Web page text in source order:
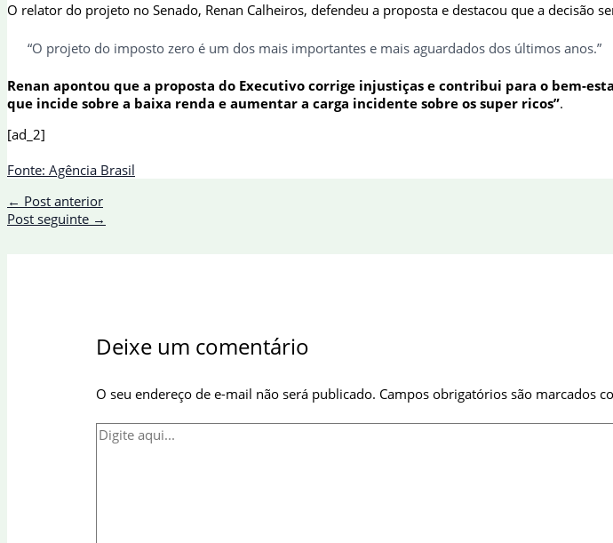
O relator do projeto no Senado, Renan Calheiros, defendeu a proposta e destacou que a decisão
“O projeto do imposto zero é um dos mais importantes e mais aguardados dos últimos anos.”
Renan apontou que a proposta do Executivo corrige injustiças e contribui para o bem-
que incide sobre a baixa renda e aumentar a carga incidente sobre os super ricos”.
[ad_2]
Fonte: Agência Brasil
← Post anterior
Post seguinte →
Deixe um comentário
O seu endereço de e-mail não será publicado. Campos obrigatórios são marcados
Digite
aqui...